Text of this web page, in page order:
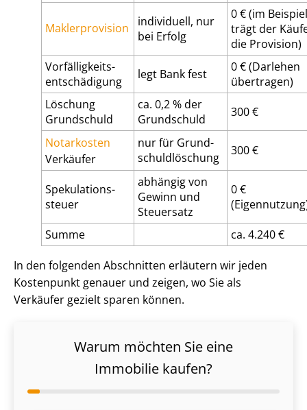
Maklerprovision
individuell, nur
bei Erfolg
0 € (im Beispiel
trägt der
die Provision)
Vor­fäl­lig­keits­
ent­schä­di­gung
legt Bank fest
0 € (Darlehen
übertragen)
Löschung
Grundschuld
ca. 0,2 % der
Grundschuld
300 €
Notarkosten
Verkäufer
nur für Grund­
schuld­lö­schung
300 €
Spe­ku­la­ti­ons­
steu­er
abhängig von
Gewinn und
Steuersatz
0 €
Summe
ca. 4.240 €
In den folgenden Abschnitten erläutern wir jeden
Kostenpunkt genauer und zeigen, wo Sie als
Verkäufer gezielt sparen können.
Warum möchten Sie eine
Immobilie kaufen?